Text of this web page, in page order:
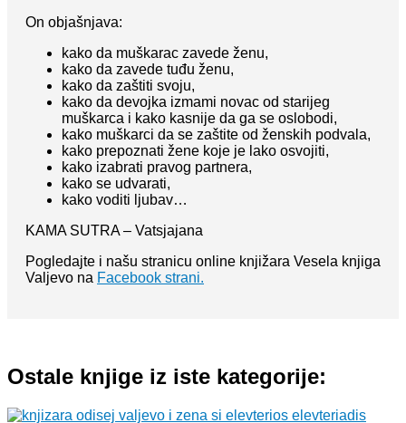
On objašnjava:
kako da muškarac zavede ženu,
kako da zavede tuđu ženu,
kako da zaštiti svoju,
kako da devojka izmami novac od starijeg
muškarca i kako kasnije da ga se oslobodi,
kako muškarci da se zaštite od ženskih podvala,
kako prepoznati žene koje je lako osvojiti,
kako izabrati pravog partnera,
kako se udvarati,
kako voditi ljubav…
KAMA SUTRA – Vatsjajana
Pogledajte i našu stranicu online knjižara Vesela knjiga
Valjevo na Facebook strani.
Ostale knjige iz iste kategorije: